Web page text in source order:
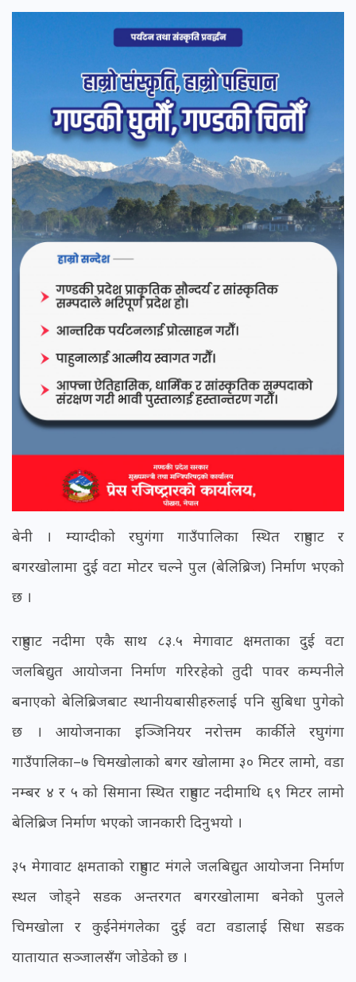
बेनी । म्याग्दीको रघुगंगा गाउँपालिका स्थित राहुघाट र
बगरखोलामा दुई वटा मोटर चल्ने पुल (बेलिब्रिज) निर्माण भएको
छ ।
राहुघाट नदीमा एकै साथ ८३.५ मेगावाट क्षमताका दुई वटा
जलबिद्युत आयोजना निर्माण गरिरहेको तुदी पावर कम्पनीले
बनाएको बेलिब्रिजबाट स्थानीयबासीहरुलाई पनि सुबिधा पुगेको
छ । आयोजनाका इञ्जिनियर नरोत्तम कार्कीले रघुगंगा
गाउँपालिका–७ चिमखोलाको बगर खोलामा ३० मिटर लामो, वडा
नम्बर ४ र ५ को सिमाना स्थित राहुघाट नदीमाथि ६९ मिटर लामो
बेलिब्रिज निर्माण भएको जानकारी दिनुभयो ।
३५ मेगावाट क्षमताको राहुघाट मंगले जलबिद्युत आयोजना निर्माण
स्थल जोड्ने सडक अन्तरगत बगरखोलामा बनेको पुलले
चिमखोला र कुईनेमंगलेका दुई वटा वडालाई सिधा सडक
यातायात सञ्जालसँग जोडेको छ ।